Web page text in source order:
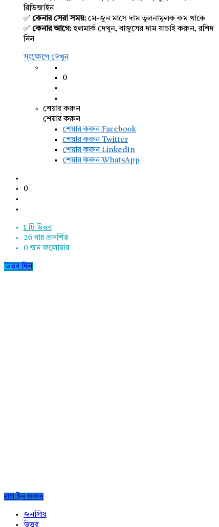
রিডিজাইন
✅ কেনার সেরা সময়: মে-জুন মাসে দাম তুলনামূলক কম থাকে
✅ কেনার আগে:হলমার্ক দেখুন, বাজুসের দাম যাচাই করুন, রশিদ
নিন
সংক্ষেপে দেখুন
0
শেয়ার করুন
শেয়ার করুন
শেয়ার করুনFacebook
শেয়ার করুন Twitter
শেয়ার করুন LinkedIn
শেয়ার করুন WhatsApp
0
1 টি উত্তর
26বার প্রদর্শিত
0 জন ফলোয়ার
উত্তর দিন
Sidebar
লগ ইন করুন
জনপ্রিয়
উত্তর